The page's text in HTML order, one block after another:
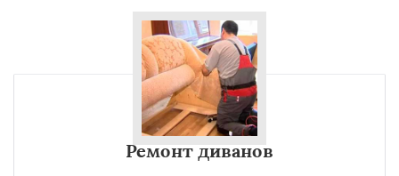
Ремонт диванов